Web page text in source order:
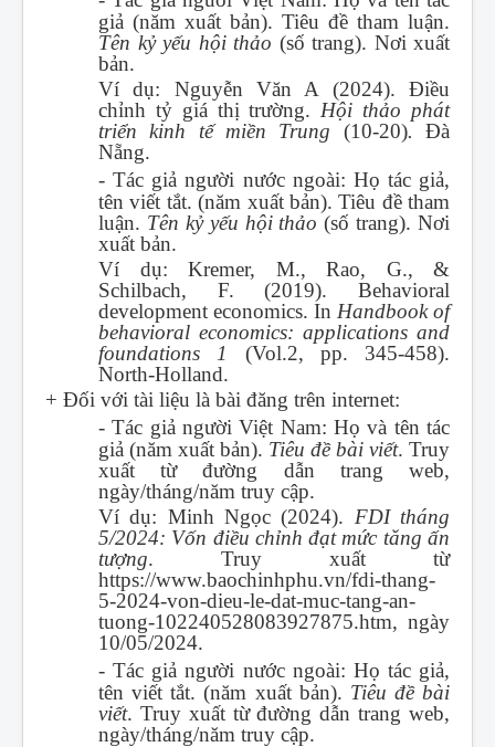
giả (năm xuất bản). Tiêu đề tham luận.
Tên kỷ yếu hội thảo (số trang). Nơi xuất
bản.
Ví dụ: Nguyễn Văn A (2024). Điều
chỉnh tỷ giá thị trường. Hội thảo phát
triển kinh tế miền Trung (10-20).Đà
Nẵng.
- Tác giả người nước ngoài: Họ tác giả,
tên viết tắt. (năm xuất bản). Tiêu đề tham
luận. Tên kỷ yếu hội thảo(số trang). Nơi
xuất bản.
Ví dụ: Kremer, M., Rao, G., &
Schilbach, F. (2019). Behavioral
development economics. In Handbook of
behavioral economics: applications and
foundations 1 (Vol.2, pp. 345-458).
North-Holland.
+ Đối với tài liệu là bài đăng trên internet:
- Tác giả người Việt Nam: Họ và tên tác
giả (năm xuất bản). Tiêu đề bài viết. Truy
xuất từ đường dẫn trang web,
ngày/tháng/năm truy cập.
Ví dụ: Minh Ngọc (2024). FDI tháng
5/2024: Vốn điều chỉnh đạt mức tăng ấn
tượng. Truy xuất từ
https://www.baochinhphu.vn/fdi-thang-
5-2024-von-dieu-le-dat-muc-tang-an-
tuong-102240528083927875.htm, ngày
10/05/2024.
- Tác giả người nước ngoài: Họ tác giả,
tên viết tắt. (năm xuất bản). Tiêu đề bài
viết. Truy xuất từ đường dẫn trang web,
ngày/tháng/năm truy cập.